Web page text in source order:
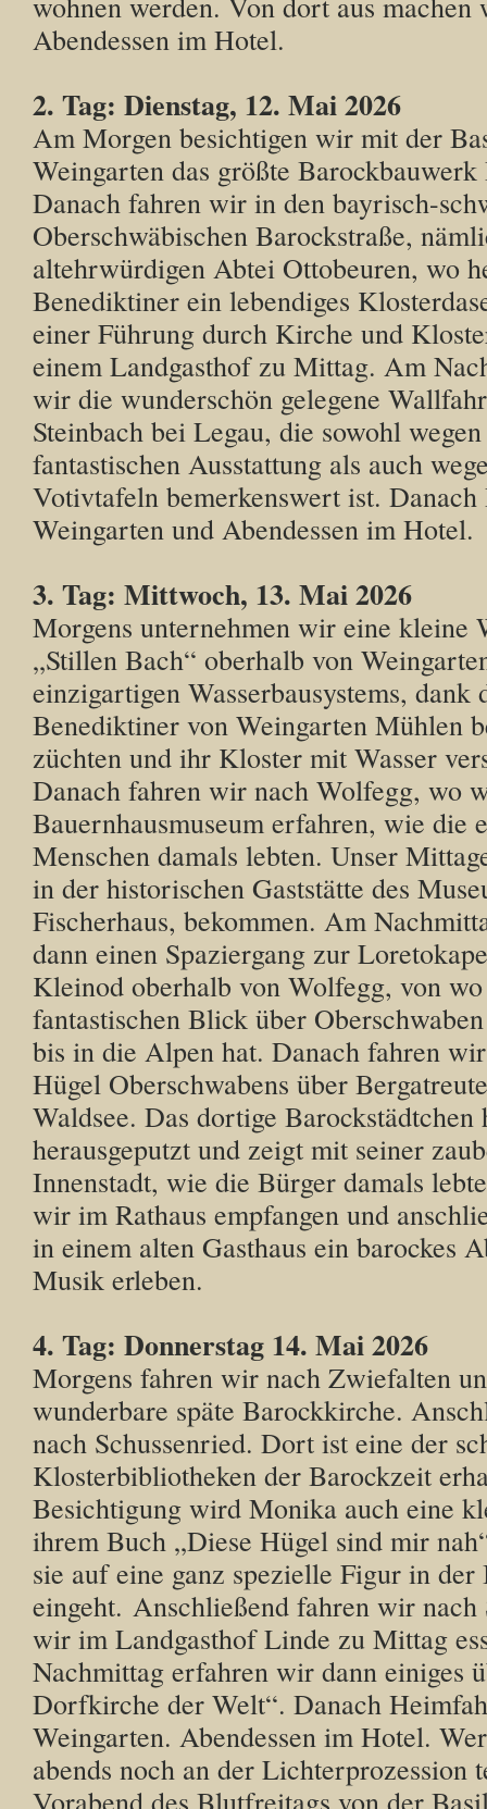
Abendessen im Hotel.
2. Tag: Dienstag, 12. Mai 2026
Am Morgen besichtigen wir mit der
Weingarten das größte Barockbauwerk
Danach fahren wir in den bayrisch-
Oberschwäbischen Barockstraße,
altehrwürdigen Abtei Ottobeuren, wo
Benediktiner ein lebendiges
einer Führung durch Kirche und
einem Landgasthof zu Mittag. Am
wir die wunderschön gelegene
Steinbach bei Legau, die sowohl
fantastischen Ausstattung als auch
Votivtafeln bemerkenswert ist.
Weingarten und Abendessen im Hotel.
3. Tag: Mittwoch, 13. Mai 2026
Morgens unternehmen wir eine kleine
„Stillen Bach“ oberhalb von
einzigartigen Wasserbausystems, dank
Benediktiner von Weingarten Mühlen
züchten und ihr Kloster mit Wasser
Danach fahren wir nach Wolfegg, wo
Bauernhausmuseum erfahren, wie die
Menschen damals lebten. Unser
in der historischen Gaststätte des
Fischerhaus, bekommen. Am
dann einen Spaziergang zur
Kleinod oberhalb von Wolfegg, von
fantastischen Blick über
bis in die Alpen hat. Danach fahren
Hügel Oberschwabens über
Waldsee. Das dortige Barockstädtchen
herausgeputzt und zeigt mit seiner
Innenstadt, wie die Bürger damals
wir im Rathaus empfangen und
in einem alten Gasthaus ein barockes
Musik erleben.
4. Tag: Donnerstag 14. Mai 2026
Morgens fahren wir nach Zwiefalten
wunderbare späte Barockkirche.
nach Schussenried. Dort ist eine der
Klosterbibliotheken der Barockzeit
Besichtigung wird Monika auch eine
ihrem Buch „Diese Hügel sind mir
sie auf eine ganz spezielle Figur in
eingeht. Anschließend fahren wir nach
wir im Landgasthof Linde zu Mittag
Nachmittag erfahren wir dann einiges
Dorfkirche der Welt“. Danach
Weingarten. Abendessen im Hotel.
abends noch an der Lichterprozession
Vorabend des Blutfreitags von der